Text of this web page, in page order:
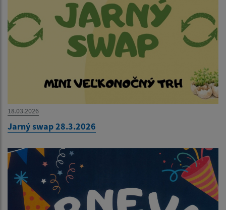
18.03.2026
Jarný swap 28.3.2026